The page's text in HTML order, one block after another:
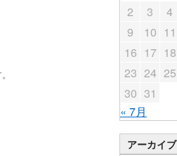
« 7月
2
3 4
9
10 11
16 17 18
23 24 25
30 31
アーカイブ